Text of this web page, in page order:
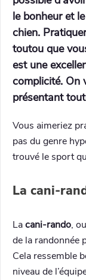
le bonheur et
chien.
toutou que
est une
complicité. On
présentant
Vous aimeriez
pas du genre
trouvé le sport
La cani-
Lacani-rando, ou
de la randonnée
Cela ressemble
niveau de